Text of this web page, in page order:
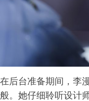
在后台准备期间，李
般。她仔细聆听设计